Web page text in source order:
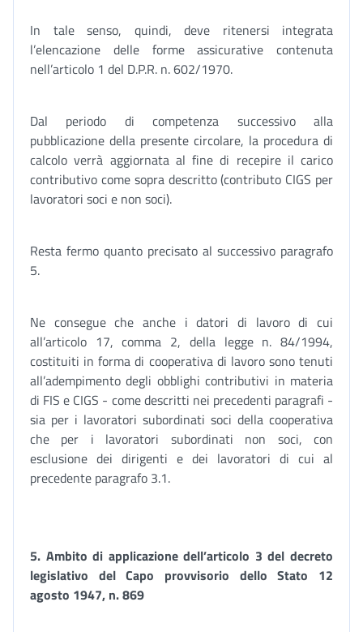
In tale senso, quindi, deve ritenersi integrata
l’elencazione delle forme assicurative contenuta
nell’articolo 1 del D.P.R. n. 602/1970.
Dal periodo di competenza successivo alla
pubblicazione della presente circolare, la procedura di
calcolo verrà aggiornata al fine di recepire il carico
contributivo come sopra descritto (contributo CIGS per
lavoratori soci e non soci).
Resta fermo quanto precisato al successivo paragrafo
5.
Ne consegue che anche i datori di lavoro di cui
all’articolo 17, comma 2, della legge n. 84/1994,
costituiti in forma di cooperativa di lavoro sono tenuti
all’adempimento degli obblighi contributivi in materia
di FIS e CIGS - come descritti nei precedenti paragrafi -
sia per i lavoratori subordinati soci della cooperativa
che per i lavoratori subordinati non soci, con
esclusione dei dirigenti e dei lavoratori di cui al
precedente paragrafo 3.1.
5. Ambito di applicazione dell’articolo 3 del decreto
legislativo del Capo provvisorio dello Stato 12
agosto 1947, n. 869